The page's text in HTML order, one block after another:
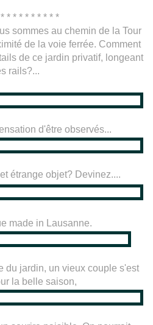
* * * * * * * * *
sommes au chemin de la Tour
de la voie ferrée. Comment
de ce jardin privatif, longeant
rails?...
d'être observés...
étrange objet? Devinez....
made in Lausanne.
du jardin, un vieux couple s'est
la belle saison,